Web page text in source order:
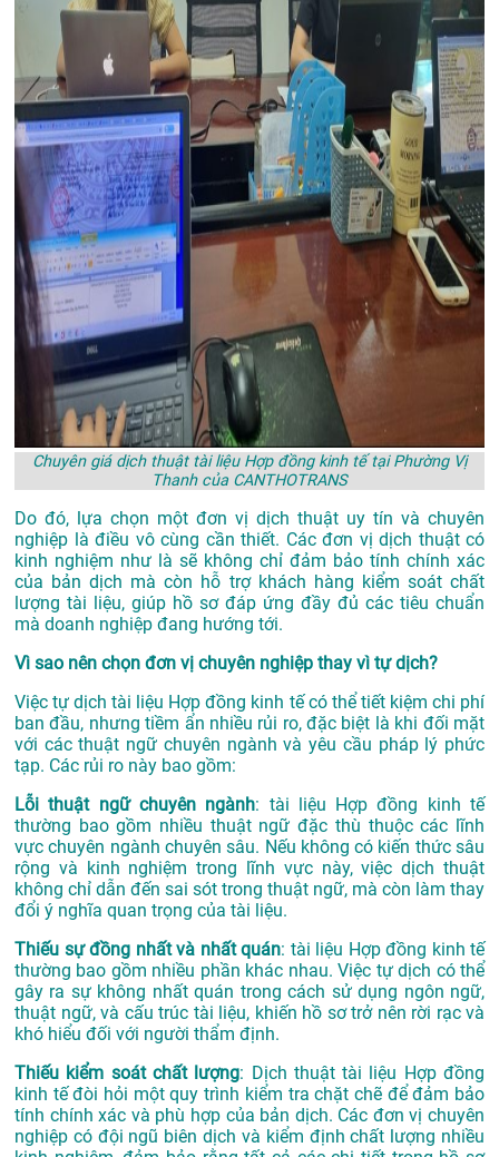
Chuyên giá dịch thuật tài liệu Hợp đồng kinh tế tại Phường Vị
Thanh của CANTHOTRANS
Do đó, lựa chọn một đơn vị dịch thuật uy tín và chuyên
nghiệp là điều vô cùng cần thiết. Các đơn vị dịch thuật có
kinh nghiệm như là sẽ không chỉ đảm bảo tính chính xác
của bản dịch mà còn hỗ trợ khách hàng kiểm soát chất
lượng tài liệu, giúp hồ sơ đáp ứng đầy đủ các tiêu chuẩn
mà doanh nghiệp đang hướng tới.
Vì sao nên chọn đơn vị chuyên nghiệp thay vì tự dịch?
Việc tự dịch tài liệu Hợp đồng kinh tế có thể tiết kiệm chi phí
ban đầu, nhưng tiềm ẩn nhiều rủi ro, đặc biệt là khi đối mặt
với các thuật ngữ chuyên ngành và yêu cầu pháp lý phức
tạp. Các rủi ro này bao gồm:
Lỗi thuật ngữ chuyên ngành: tài liệu Hợp đồng kinh tế
thường bao gồm nhiều thuật ngữ đặc thù thuộc các lĩnh
vực chuyên ngành chuyên sâu. Nếu không có kiến thức sâu
rộng và kinh nghiệm trong lĩnh vực này, việc dịch thuật
không chỉ dẫn đến sai sót trong thuật ngữ, mà còn làm thay
đổi ý nghĩa quan trọng của tài liệu.
Thiếu sự đồng nhất và nhất quán: tài liệu Hợp đồng kinh tế
thường bao gồm nhiều phần khác nhau. Việc tự dịch có thể
gây ra sự không nhất quán trong cách sử dụng ngôn ngữ,
thuật ngữ, và cấu trúc tài liệu, khiến hồ sơ trở nên rời rạc và
khó hiểu đối với người thẩm định.
Thiếu kiểm soát chất lượng: Dịch thuật tài liệu Hợp đồng
kinh tế đòi hỏi một quy trình kiểm tra chặt chẽ để đảm bảo
tính chính xác và phù hợp của bản dịch. Các đơn vị chuyên
nghiệp có đội ngũ biên dịch và kiểm định chất lượng nhiều